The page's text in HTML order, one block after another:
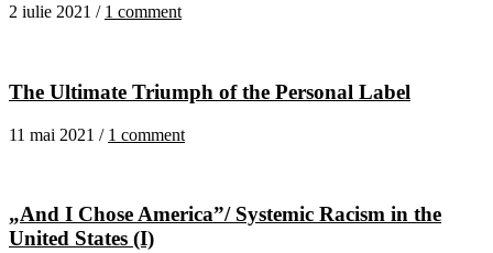
2 iulie 2021 / 1 comment
The Ultimate Triumph of the Personal Label
11 mai 2021 / 1 comment
„And I Chose America”/ Systemic Racism in the
United States (I)